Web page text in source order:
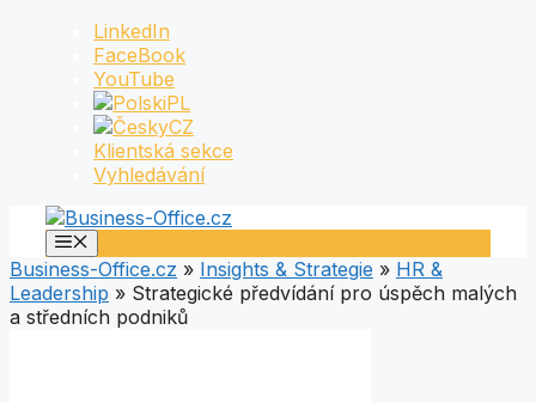
LinkedIn
FaceBook
YouTube
PL
CZ
Klientská sekce
Vyhledávání
Business-Office.cz » Insights & Strategie » HR &
Leadership » Strategické předvídání pro úspěch malých
a středních podniků